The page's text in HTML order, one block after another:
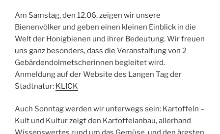
Am Samstag, den 12.06. zeigen wir unsere
Bienenvölker und geben einen kleinen Einblick in die
Welt der Honigbienen und ihrer Bedeutung. Wir freuen
uns ganz besonders, dass die Veranstaltung von 2
Gebärdendolmetscherinnen begleitet wird.
Anmeldung auf der Website des Langen Tag der
Stadtnatur: KLICK
Auch Sonntag werden wir unterwegs sein: Kartoffeln –
Kult und Kultur zeigt den Kartoffelanbau, allerhand